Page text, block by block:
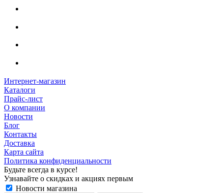
Интернет-магазин
Каталоги
Прайс-лист
О компании
Новости
Блог
Контакты
Доставка
Карта сайта
Политика конфиденциальности
Будьте всегда в курсе!
Узнавайте о скидках и акциях первым
Новости магазина